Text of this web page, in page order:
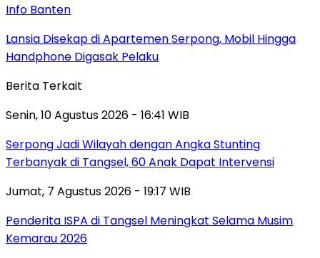
Info Banten
Lansia Disekap di Apartemen Serpong, Mobil Hingga
Handphone Digasak Pelaku
Berita Terkait
Senin, 10 Agustus 2026 - 16:41 WIB
Serpong Jadi Wilayah dengan Angka Stunting
Terbanyak di Tangsel, 60 Anak Dapat Intervensi
Jumat, 7 Agustus 2026 - 19:17 WIB
Penderita ISPA di Tangsel Meningkat Selama Musim
Kemarau 2026